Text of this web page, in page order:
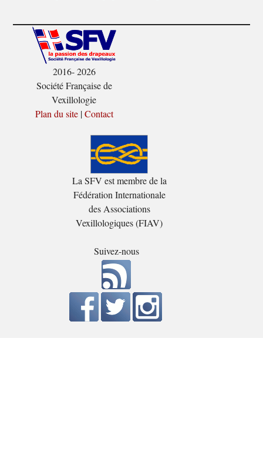
2016- 2026
Société Française de
Vexillologie
Plan du site|Contact
La SFV est membre de la
Fédération Internationale
des Associations
Vexillologiques (FIAV)
Suivez-nous